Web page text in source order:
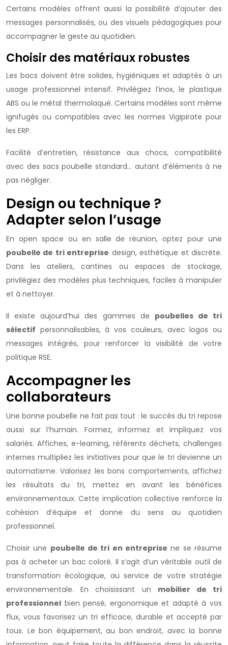
Certains modèles offrent aussi la possibilité d’ajouter des
messages personnalisés, ou des visuels pédagogiques pour
accompagner le geste au quotidien.
Choisir des matériaux robustes
Les bacs doivent être solides, hygiéniques et adaptés à un
usage professionnel intensif. Privilégiez l’inox, le plastique
ABS ou le métal thermolaqué. Certains modèles sont même
ignifugés ou compatibles avec les normes Vigipirate pour
les ERP.
Facilité d’entretien, résistance aux chocs, compatibilité
avec des sacs poubelle standard… autant d’éléments à ne
pas négliger.
Design ou technique ?
Adapter selon l’usage
En open space ou en salle de réunion, optez pour une
poubelle de tri entreprise design, esthétique et discrète.
Dans les ateliers, cantines ou espaces de stockage,
privilégiez des modèles plus techniques, faciles à manipuler
et à nettoyer.
Il existe aujourd’hui des gammes de poubelles de tri
sélectif personnalisables, à vos couleurs, avec logos ou
messages intégrés, pour renforcer la visibilité de votre
politique RSE.
Accompagner les
collaborateurs
Une bonne poubelle ne fait pas tout : le succès du tri repose
aussi sur l’humain. Formez, informez et impliquez vos
salariés. Affiches, e-learning, référents déchets, challenges
internes multipliez les initiatives pour que le tri devienne un
automatisme. Valorisez les bons comportements, affichez
les résultats du tri, mettez en avant les bénéfices
environnementaux. Cette implication collective renforce la
cohésion d’équipe et donne du sens au quotidien
professionnel.
Choisir une poubelle de tri en entreprise ne se résume
pas à acheter un bac coloré. Il s’agit d’un véritable outil de
transformation écologique, au service de votre stratégie
environnementale. En choisissant un mobilier de tri
professionnel bien pensé, ergonomique et adapté à vos
flux, vous favorisez un tri efficace, durable et accepté par
tous. Le bon équipement, au bon endroit, avec la bonne